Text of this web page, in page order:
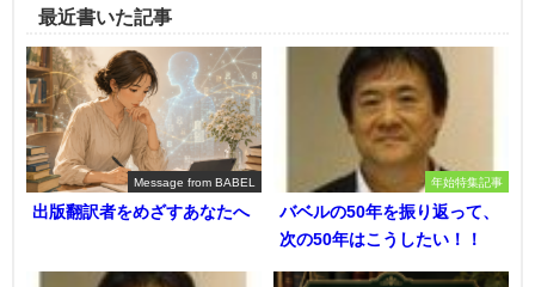
最近書いた記事
Message from BABEL
出版翻訳者をめざすあなたへ
年始特集記事
バベルの50年を振り返って、
次の50年はこうしたい！！